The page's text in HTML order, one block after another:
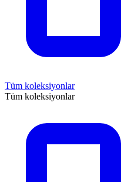
Tüm koleksiyonlar
Tüm koleksiyonlar